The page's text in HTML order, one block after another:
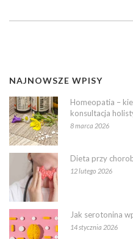
NAJNOWSZE WPISY
Homeopatia –
konsultacja
8 marca 2026
Dieta przy
12 lutego 2026
Jak serotonina
14 stycznia 2026